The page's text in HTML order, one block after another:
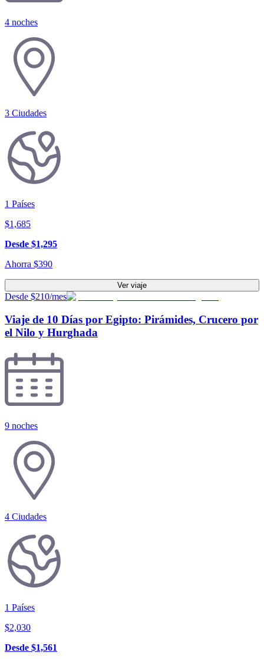
4 noches
3 Ciudades
1 Países
$1,685
Desde $1,295
Ahorra $390
Ver viaje
Desde $210/mes
Viaje de 10 Días por Egipto: Pirámides, Crucero por
el Nilo y Hurghada
9 noches
4 Ciudades
1 Países
$2,030
Desde $1,561